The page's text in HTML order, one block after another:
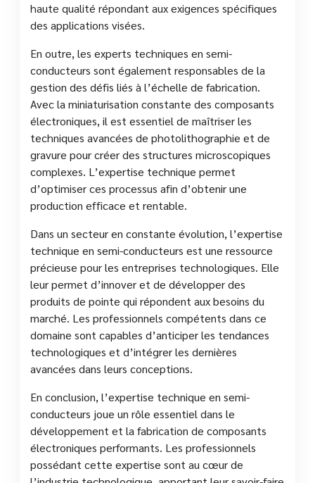
haute qualité répondant aux exigences spécifiques
des applications visées.
En outre, les experts techniques en semi-
conducteurs sont également responsables de la
gestion des défis liés à l’échelle de fabrication.
Avec la miniaturisation constante des composants
électroniques, il est essentiel de maîtriser les
techniques avancées de photolithographie et de
gravure pour créer des structures microscopiques
complexes. L’expertise technique permet
d’optimiser ces processus afin d’obtenir une
production efficace et rentable.
Dans un secteur en constante évolution, l’expertise
technique en semi-conducteurs est une ressource
précieuse pour les entreprises technologiques. Elle
leur permet d’innover et de développer des
produits de pointe qui répondent aux besoins du
marché. Les professionnels compétents dans ce
domaine sont capables d’anticiper les tendances
technologiques et d’intégrer les dernières
avancées dans leurs conceptions.
En conclusion, l’expertise technique en semi-
conducteurs joue un rôle essentiel dans le
développement et la fabrication de composants
électroniques performants. Les professionnels
possédant cette expertise sont au cœur de